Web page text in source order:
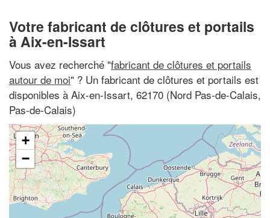
Votre fabricant de clôtures et portails
à Aix-en-Issart
Vous avez recherché "fabricant de clôtures et portails
autour de moi" ? Un fabricant de clôtures et portails est
disponibles à Aix-en-Issart, 62170 (Nord Pas-de-Calais,
Pas-de-Calais)
+
−